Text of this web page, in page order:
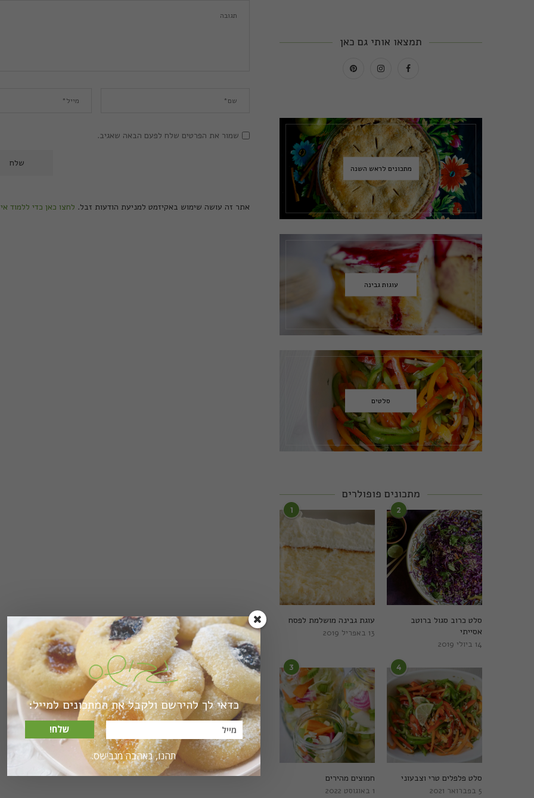
שמור את הפרטים שלח לפעם הבאה שאגיב.
אתר זה עושה שימוש באקיזמט למניעת הודעות זבל. לחצו כאן כדי ללמוד
תמצאו אותי גם כאן
מתכונים לראש השנה
עוגות גבינה
סלטים
מתכונים פופולרים
1
עוגת גבינה מושלמת לפסח
13 באפריל 2019
2
סלט כרוב סגול ברוטב
אסייתי
14 ביולי 2019
3
חמוצים מהירים
1 באוגוסט 2022
4
סלט פלפלים טרי וצבעוני
5 בפברואר 2021
כדאי לך להירשם ולקבל את המתכונים למייל:
שלח!
תהנו, באהבה מגבישס.